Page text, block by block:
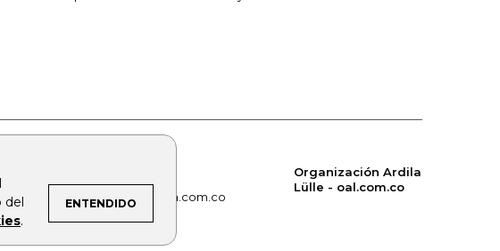
del
.
ENTENDIDO
lafm.com.co
alerta.com.co
Organización Ardila
Lülle - oal.com.co